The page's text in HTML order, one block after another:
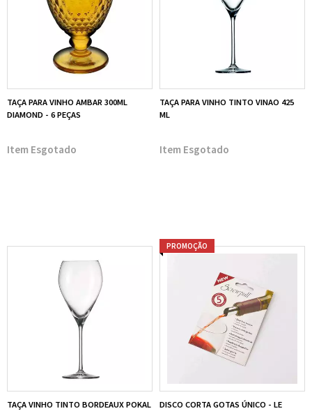
TAÇA PARA VINHO AMBAR 300ML
DIAMOND - 6 PEÇAS
Esgotado
TAÇA PARA VINHO TINTO VINAO 425
ML
Esgotado
TAÇA VINHO TINTO BORDEAUX POKAL
PROMOÇÃO
DISCO CORTA GOTAS ÚNICO - LE